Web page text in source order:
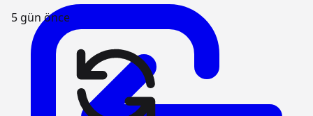
5 gün önce